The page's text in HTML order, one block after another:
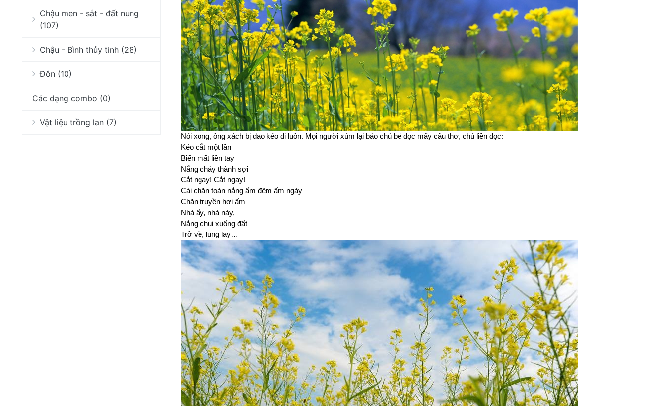
Chậu men - sắt - đất nung
(107)
Chậu - Bình thủy tinh (28)
Đôn (10)
Các dạng combo (0)
Vật liệu trồng lan (7)
Nói xong, ông xách bị dao kéo đi luôn. Mọi người xúm lại bảo chú bé đọc mấy câu thơ, chú liền đọc:
Kéo cắt một lần
Biến mất liền tay
Nắng chảy thành sợi
Cắt ngay! Cắt ngay!
Cái chăn toàn nắng ấm đêm ấm ngày
Chăn truyền hơi ấm
Nhà ấy, nhà này,
Nắng chui xuống đất
Trở về, lung lay…